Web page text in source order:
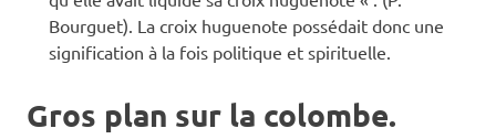
Bourguet). La croix huguenote possédait donc une
signification à la fois politique et spirituelle.
Gros plan sur la colombe.